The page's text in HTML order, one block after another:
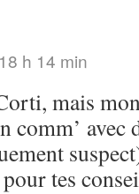
h 14 min
mais
comm’ avec
tes